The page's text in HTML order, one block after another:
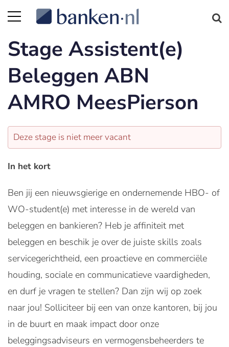
Stage Assistent(e)
Beleggen ABN
AMRO MeesPierson
Deze stage is niet meer vacant
In het kort
Ben jij een nieuwsgierige en ondernemende HBO- of
WO-student(e) met interesse in de wereld van
beleggen en bankieren? Heb je affiniteit met
beleggen en beschik je over de juiste skills zoals
servicegerichtheid, een proactieve en commerciële
houding, sociale en communicatieve vaardigheden,
en durf je vragen te stellen? Dan zijn wij op zoek
naar jou! Solliciteer bij een van onze kantoren, bij jou
in de buurt en maak impact door onze
beleggingsadviseurs en vermogensbeheerders te